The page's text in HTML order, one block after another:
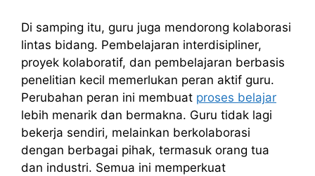
Di samping itu, guru juga mendorong kolaborasi
lintas bidang. Pembelajaran interdisipliner,
proyek kolaboratif, dan pembelajaran berbasis
penelitian kecil memerlukan peran aktif guru.
Perubahan peran ini membuat proses belajar
lebih menarik dan bermakna. Guru tidak lagi
bekerja sendiri, melainkan berkolaborasi
dengan berbagai pihak, termasuk orang tua
dan industri. Semua ini memperkuat